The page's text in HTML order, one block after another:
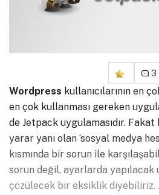
3
Wordpress kullanıcılarının en
en çok kullanması gereken
de Jetpack uygulamasıdır. Fakat
yarar yanı olan ‘sosyal medya
kısmında bir sorun ile
sorun değil, ayarlarda
çözülecek bir eksiklik diyebiliriz.